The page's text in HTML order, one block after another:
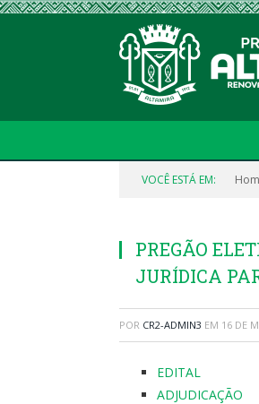
VOCÊ ESTÁ EM:
PREGÃO
JURÍDICA
POR CR2-ADMIN3 EM 16 DE
EDITAL
ADJUDICAÇÃO